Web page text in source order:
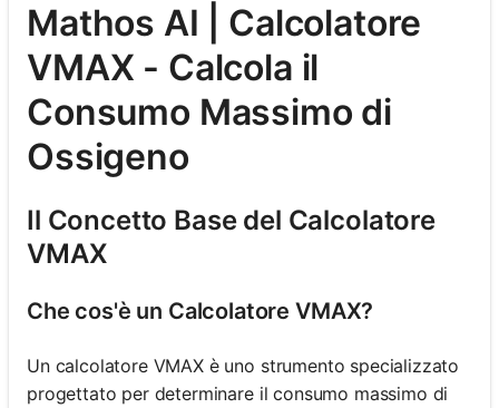
Mathos AI | Calcolatore
VMAX - Calcola il
Consumo Massimo di
Ossigeno
Il Concetto Base del Calcolatore
VMAX
Che cos'è un Calcolatore VMAX?
Un calcolatore VMAX è uno strumento specializzato
progettato per determinare il consumo massimo di